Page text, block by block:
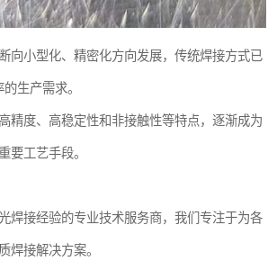
向小型化、精密化方向发展，传统焊接方式已
生产需求。
精度、高稳定性和非接触性等特点，逐渐成为
要工艺手段。
焊接经验的专业技术服务商，我们专注于为各
焊接解决方案。